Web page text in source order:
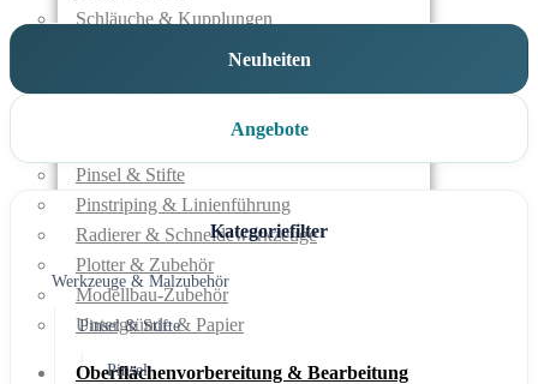
Schläuche & Kupplungen
Anschlüsse & Verschraubungen
Werkzeuge & Malzubehör
Pinsel & Stifte
Pinstriping & Linienführung
Radierer & Schneidewerkzeuge
Plotter & Zubehör
Modellbau-Zubehör
Untergründe & Papier
Oberflächenvorbereitung & Bearbeitung
Neuheiten
Angebote
Kategoriefilter
Werkzeuge & Malzubehör
Pinsel & Stifte
Pinsel